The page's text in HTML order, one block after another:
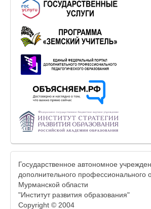
Государственное автономное
дополнительного профессионального
Мурманской области
"Институт развития образования"
Copyright © 2004